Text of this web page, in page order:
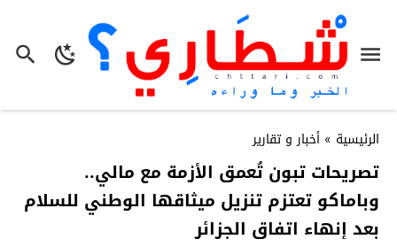
الرئيسية » أخبار و تقارير
تصريحات تبون تُعمق الأزمة مع مالي..
وباماكو تعتزم تنزيل ميثاقها الوطني للسلام
بعد إنهاء اتفاق الجزائر